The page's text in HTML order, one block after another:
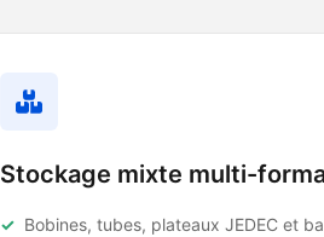
Stockage mixte multi-
Bobines, tubes, plateaux JEDEC et